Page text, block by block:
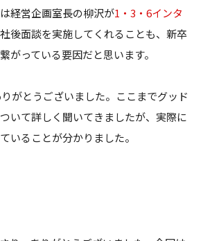
経営企画室長の柳沢が1・3・6インタ
後面談を実施してくれることも、新卒
がっている要因だと思います。
がとうございました。ここまでグッド
いて詳しく聞いてきましたが、実際に
いることが分かりました。